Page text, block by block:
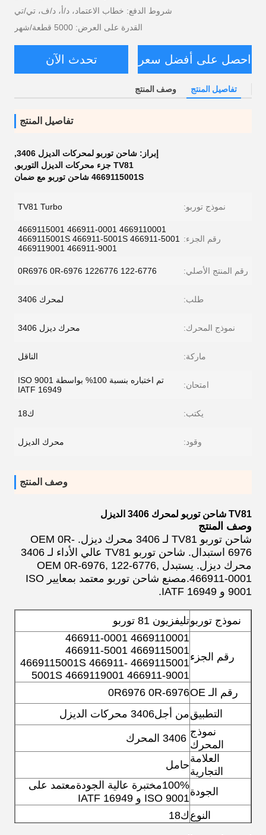
شروط الدفع: خطاب الاعتماد، د/أ، د/ف، تي/تي
القدرة على العرض: 5000 قطعة/شهر
احصل على أفضل سعر تحدث الآن
تفاصيل المنتج وصف المنتج
تفاصيل المنتج
إبراز: شاحن توربو لمحركات الديزل 3406
,
TV81 جزء محركات الديزل التوربو
,
4669115001S شاحن توربو مع ضمان
نموذج توربو: TV81 Turbo
رقم الجزء:
4669110001 466911-0001 4669115001
466911-5001 4669115001S 466911-5001S
4669119001 466911-9001
رقم المنتج الأصلي: 0R6976 0R-6976 1226776 122-6776
طلب: لمحرك 3406
نموذج المحرك: محرك ديزل 3406
ماركة: الناقل
امتحان:
تم اختباره بنسبة 100% بواسطة ISO 9001
IATF 16949
يكتب: ك18
وقود: محرك الديزل
وصف المنتج
TV81 شاحن توربو لمحرك 3406 الديزل
وصف المنتج
شاحن توربو TV81 لـ 3406 محرك ديزل. OEM 0R-
6976 استبدال. شاحن توربو TV81 عالي الأداء لـ 3406
محرك ديزل. يستبدل OEM 0R-6976, 122-6776,
466911-0001.مصنع شاحن توربو معتمد بمعايير ISO
9001 و IATF 16949.
نموذج توربوتليفزيون 81 توربو
رقم الجزء
4669110001 466911-0001
4669115001 466911-5001
4669115001 4669115001S 466911-
5001S 4669119001 466911-9001
رقم الـ OE
0R6976 0R-6976
التطبيقمن أجل3406 محركات الديزل
نموذج
المحرك
3406 المحرك
العلامة
التجارية
حامل
الجودة
100%مختبرة عالية الجودة
معتمد على
ISO 9001 و IATF 16949
النوع ك18